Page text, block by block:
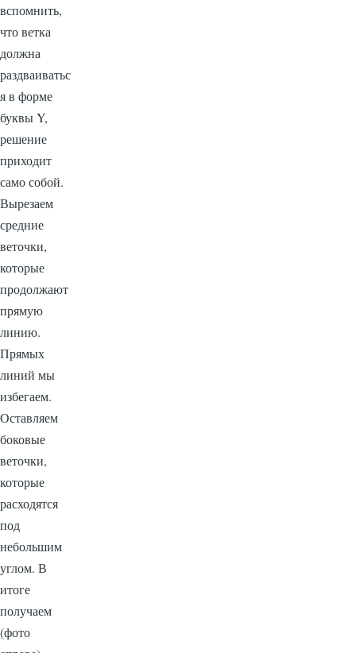
вспомнить,
что ветка
должна
раздваиватьс
я в форме
буквы Y,
решение
приходит
само собой.
Вырезаем
средние
веточки,
которые
продолжают
прямую
линию.
Прямых
линий мы
избегаем.
Оставляем
боковые
веточки,
которые
расходятся
под
небольшим
углом. В
итоге
получаем
(фото